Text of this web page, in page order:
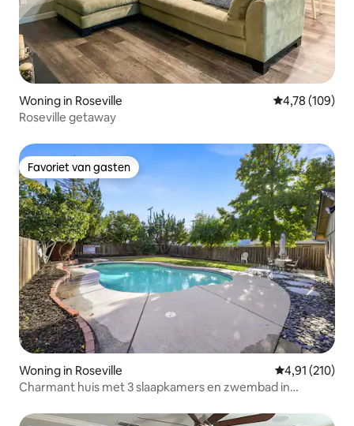
Woning in Roseville Gemiddelde
4,78 (109)
Roseville getaway
Favoriet van gasten
Favoriet van gasten
Woning in Roseville Gemiddelde
4,91 (210)
Charmant huis met 3 slaapkamers en zwembad in